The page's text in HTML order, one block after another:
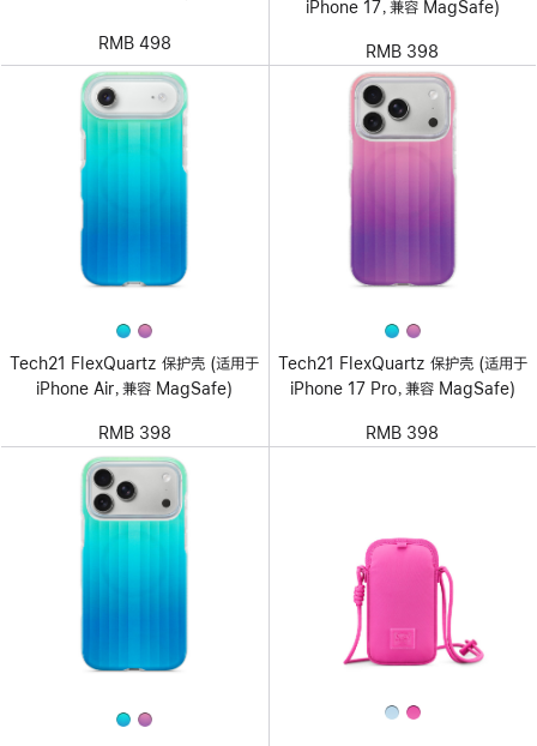
RMB 498
iPhone 17，兼容 MagSafe)
RMB 398
Tech21 FlexQuartz 保护壳 (适用于
iPhone Air，兼容 MagSafe)
RMB 398
Tech21 FlexQuartz 保护壳 (适用于
iPhone 17 Pro，兼容 MagSafe)
RMB 398